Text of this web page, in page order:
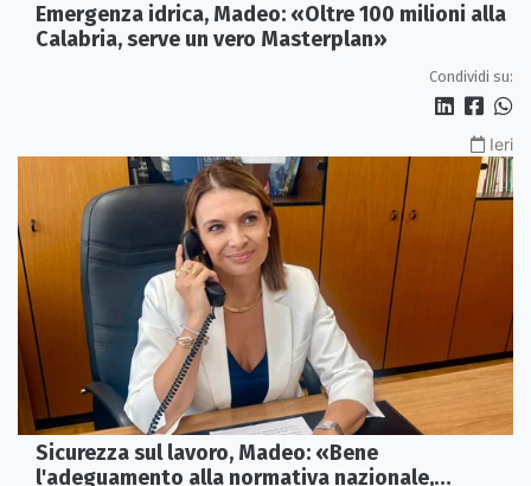
Emergenza idrica, Madeo: «Oltre 100 milioni alla
Calabria, serve un vero Masterplan»
Condividi su:
Ieri
Sicurezza sul lavoro, Madeo: «Bene
l'adeguamento alla normativa nazionale,